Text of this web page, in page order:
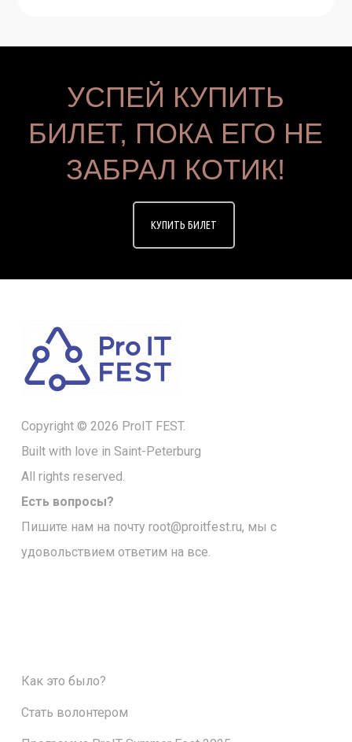
УСПЕЙ КУПИТЬ
БИЛЕТ, ПОКА ЕГО НЕ
ЗАБРАЛ КОТИК!
КУПИТЬ БИЛЕТ
Copyright © 2026 ProIT FEST.
Built with love in Saint-Peterburg
All rights reserved.
Есть вопросы?
Пишите нам на почту root@proitfest.ru, мы с
удовольствием ответим на все.
Как это было?
Стать волонтером